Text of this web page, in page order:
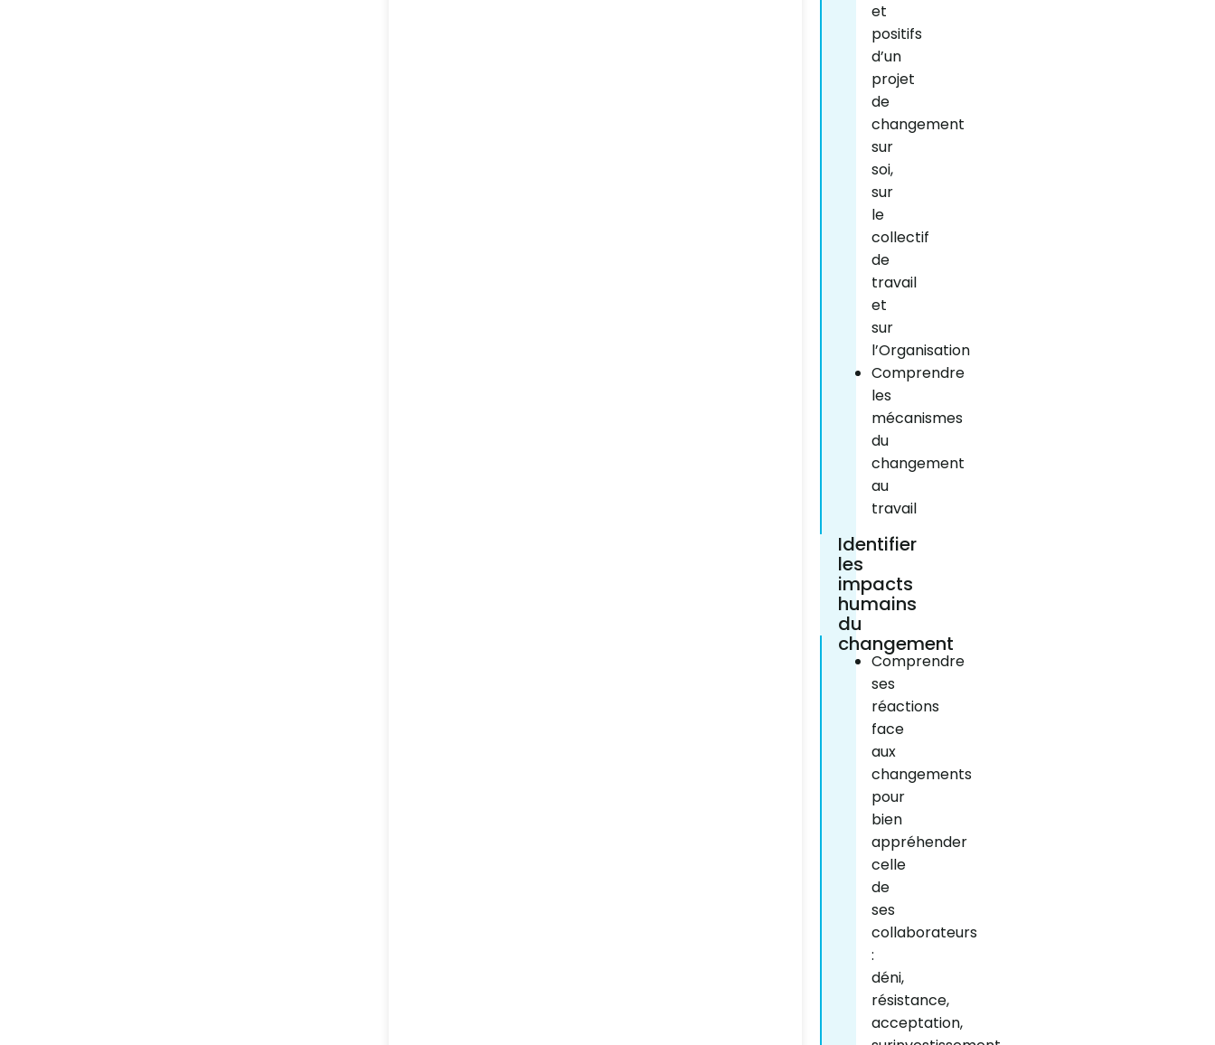
et
positifs
d’un
projet
de
changement
sur
soi,
sur
le
collectif
de
travail
et
sur
l’Organisation
Comprendre
les
mécanismes
du
changement
au
travail
Identifier
les
impacts
humains
du
changement
Comprendre
ses
réactions
face
aux
changements
pour
bien
appréhender
celle
de
ses
collaborateurs
:
déni,
résistance,
acceptation,